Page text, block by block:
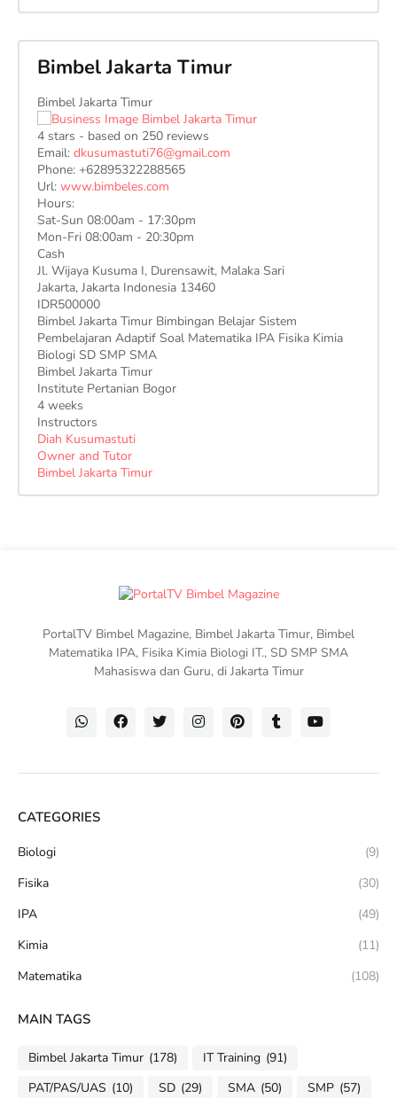
Bimbel Jakarta Timur
Bimbel Jakarta Timur
4stars - based on 250reviews
Email: dkusumastuti76@gmail.com
Phone: +62895322288565
Url: www.bimbeles.com
Hours:
Sat-Sun 08:00am - 17:30pm
Mon-Fri 08:00am - 20:30pm
Cash
Jl. Wijaya Kusuma I, Durensawit, Malaka Sari
Jakarta, Jakarta Indonesia 13460
IDR500000
Bimbel Jakarta Timur Bimbingan Belajar Sistem
Pembelajaran Adaptif Soal Matematika IPA Fisika Kimia
Biologi SD SMP SMA
Bimbel Jakarta Timur
Institute Pertanian Bogor
4 weeks
Instructors
Diah Kusumastuti
Owner and Tutor
Bimbel Jakarta Timur
PortalTV Bimbel Magazine, Bimbel Jakarta Timur, Bimbel
Matematika IPA, Fisika Kimia Biologi IT., SD SMP SMA
Mahasiswa dan Guru, di Jakarta Timur
CATEGORIES
Biologi
(9)
Fisika
(30)
IPA
(49)
Kimia
(11)
Matematika
(108)
MAIN TAGS
Bimbel Jakarta Timur (178) IT Training (91)
PAT/PAS/UAS (10) SD (29) SMA (50) SMP (57)